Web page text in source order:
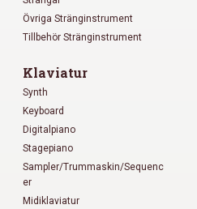
Övriga Stränginstrument
Tillbehör Stränginstrument
Klaviatur
Synth
Keyboard
Digitalpiano
Stagepiano
Sampler/Trummaskin/Sequenc
er
Midiklaviatur